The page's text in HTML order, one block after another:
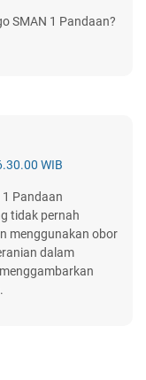
SMAN 1 Pandaan?
WIB
Pandaan
tidak pernah
menggunakan obor
dalam